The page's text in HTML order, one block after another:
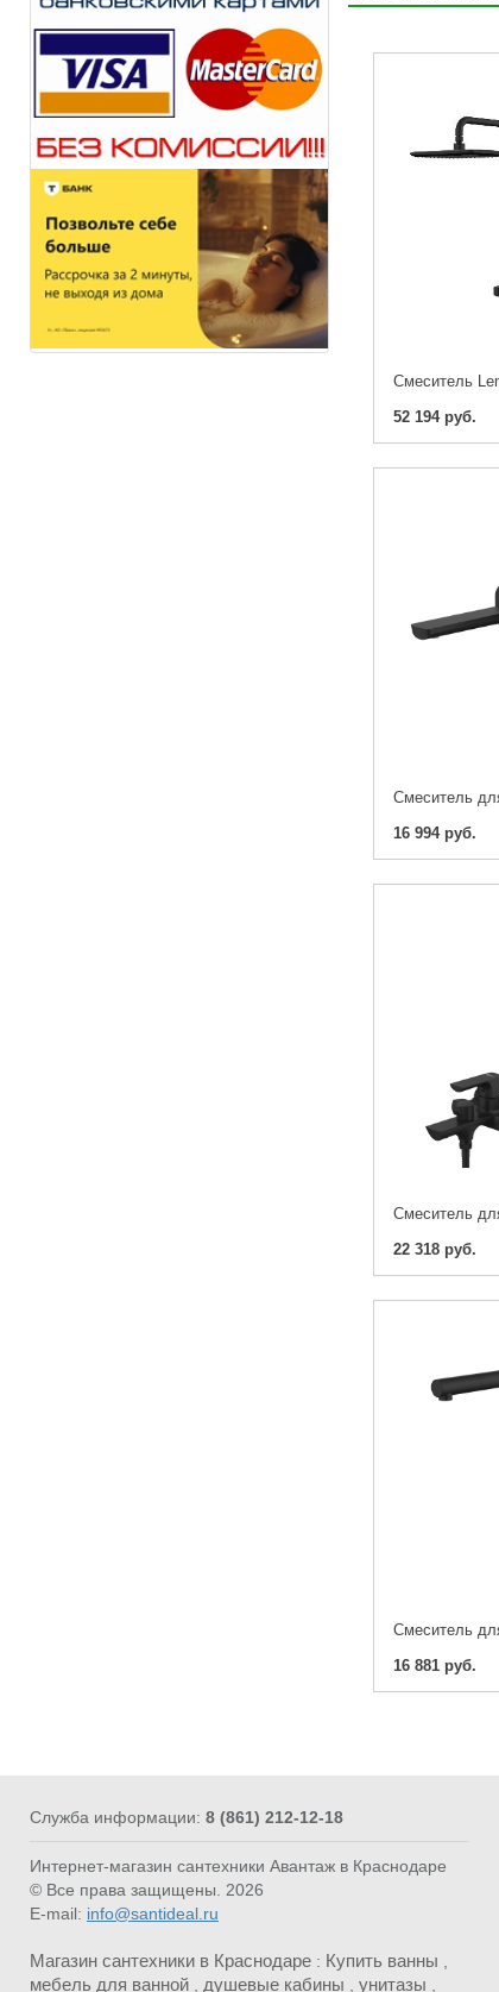
52 194 руб.
16 994 руб.
22 318 руб.
16 881 руб.
Служба информации: 8 (861) 212-12-18
Интернет-магазин сантехники Авантаж в Краснодаре
© Все права защищены. 2026
E-mail: info@santideal.ru
Магазин сантехники в Краснодаре : Купить ванны
мебель для ванной душевые кабины унитазы